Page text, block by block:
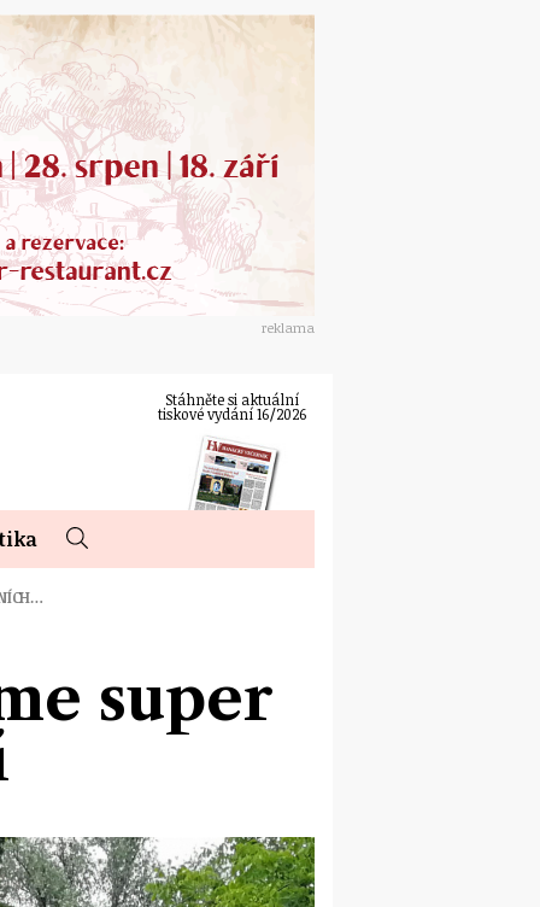
reklama
Stáhněte si aktuální
tiskové vydání 16/2026
super